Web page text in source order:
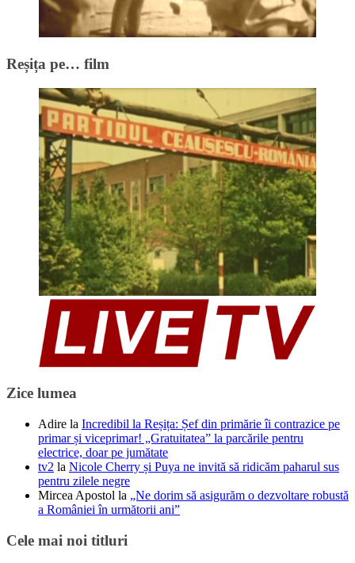
Reșița pe… film
Zice lumea
Adire la Incredibil la Reșița: Șef din primărie îi contrazice pe
primar și viceprimar! „Gratuitatea” la parcările pentru
electrice, doar pe jumătate
tv2 la Nicole Cherry și Puya ne invită să ridicăm paharul sus
pentru zilele negre
Mircea Apostol la „Ne dorim să asigurăm o dezvoltare robustă
a României în următorii ani”
Cele mai noi titluri